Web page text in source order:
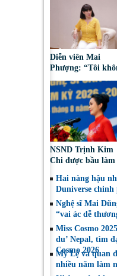
Diễn viên Mai
Phượng: “Tôi
những gì mình đã
chọn”
NSND Trịnh Kim
Chi được bầu làm
Nghệ sĩ Sân khấu
Việt Nam
Hai nàng hậu
Duniverse
Nghệ sĩ Mai
“vai ác dễ
Miss Cosmo
du’ Nepal, tìm
Cosmo 2026
Mỹ Lệ và quan
nhiều năm làm